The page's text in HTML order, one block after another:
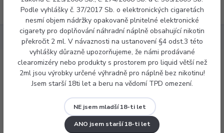
Podle vyhlášky č. 37/2017 Sb. o elektronických cigaretách
nesmí objem nádržky opakovaně plnitelné elektronické
cigarety pro doplňování náhradní náplně obsahující nikotin
překročit 2 ml. V návaznosti na ustanovení §4 odst.3 této
vyhlášky důrazně upozorňujeme, že námi prodávané
clearomizéry nebo produkty s prostorem pro liquid větší než
2ml jsou výrobky určené výhradně pro náplně bez nikotinu!
Jsem starší 18ti let a beru na vědomí TPD omezení.
NE jsem mladší 18-ti let
ANO jsem starší 18-ti let
Menu
Elektronické cigarety Joyetech eRoll Slim PCC Kit
Joyetech eRoll Slim PCC Kit